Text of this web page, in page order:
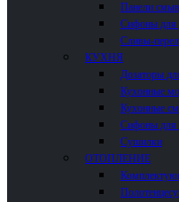
Панели
Сифоны для
Сливы-
КУХНЯ
Дозаторы
Кухонные
Кухонные
Сифоны для
Сушилки
ОТОПЛЕНИЕ